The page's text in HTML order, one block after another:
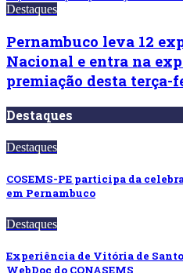
Destaques
Pernambuco leva 12
Nacional e entra na
premiação desta terça-
Destaques
Destaques
COSEMS-PE participa da
em Pernambuco
Destaques
Experiência de Vitória de
WebDoc do CONASEMS